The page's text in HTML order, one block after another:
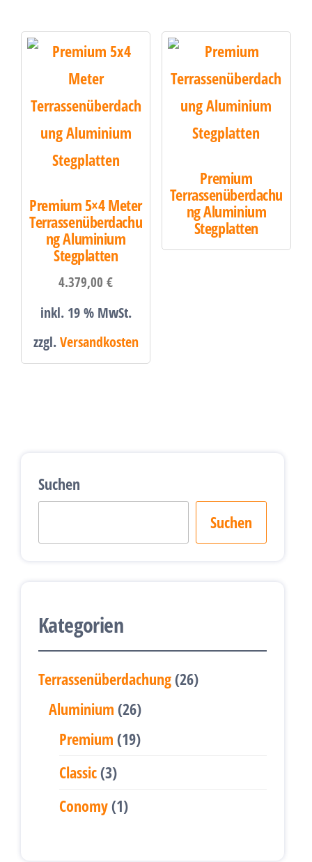
Premium 5×4 Meter
Terrassenüberdachu
ng Aluminium
Stegplatten
4.379,00€
inkl. 19 % MwSt.
zzgl.Versandkosten
Premium
Terrassenüberdachu
ng Aluminium
Stegplatten
Suchen
Suchen
Kategorien
Terrassenüberdachung 2626
Aluminium 2626
Produkte
Premium 1919
Classic 33
Produkte
Conomy 11